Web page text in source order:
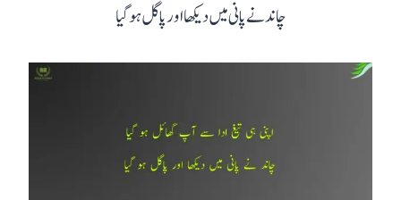
چاند نے پانی میں دیکھا اور پاگل ہو گیا